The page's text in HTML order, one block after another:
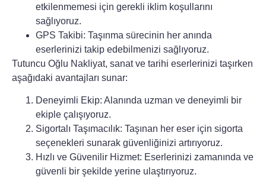
etkilenmemesi için gerekli iklim koşullarını
sağlıyoruz.
GPS Takibi: Taşınma sürecinin her anında
eserlerinizi takip edebilmenizi sağlıyoruz.
Tutuncu Oğlu Nakliyat, sanat ve tarihi eserlerinizi taşırken
aşağıdaki avantajları sunar:
Deneyimli Ekip: Alanında uzman ve deneyimli bir
ekiple çalışıyoruz.
Sigortalı Taşımacılık: Taşınan her eser için sigorta
seçenekleri sunarak güvenliğinizi artırıyoruz.
Hızlı ve Güvenilir Hizmet: Eserlerinizi zamanında ve
güvenli bir şekilde yerine ulaştırıyoruz.